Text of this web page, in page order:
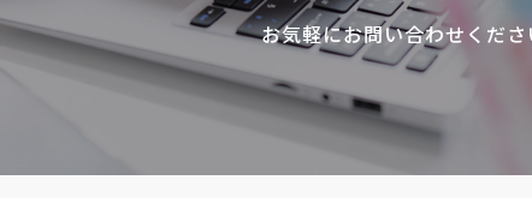
お気軽にお問い合わせくださ